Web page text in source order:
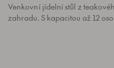
Venkovní jídelní stůl z
zahradu. S kapacitou až 12